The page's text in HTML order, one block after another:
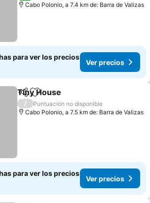
Cabo Polonio, a 7.4 km de: Barra de Valizas
para ver los precios
Ver precios
Compartir
Añadir a favoritos
Tiny House
/
Puntuación no disponible
Cabo Polonio, a 7.5 km de: Barra de Valizas
para ver los precios
Ver precios